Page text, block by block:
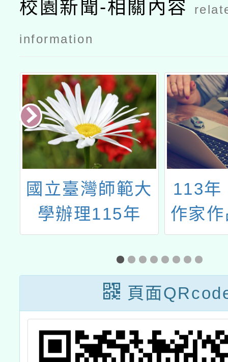
文
校園新聞-相關內容
information
國立臺灣師範大
學辦理115年
QPE x SEL增能
113年
作家
頁面